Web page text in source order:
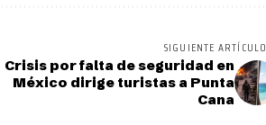
SIGUIENTE ARTÍCULO
Crisis por falta de seguridad en
México dirige turistas a Punta
Cana